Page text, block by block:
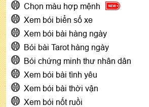
Chọn màu hợp mệnh
Xem bói biển số xe
Xem bói bài hàng ngày
Bói bài Tarot hàng ngày
Bói chứng minh thư nhân dân
Xem bói bài tình yêu
Xem bói bài thời vận
Xem bói nốt ruồi